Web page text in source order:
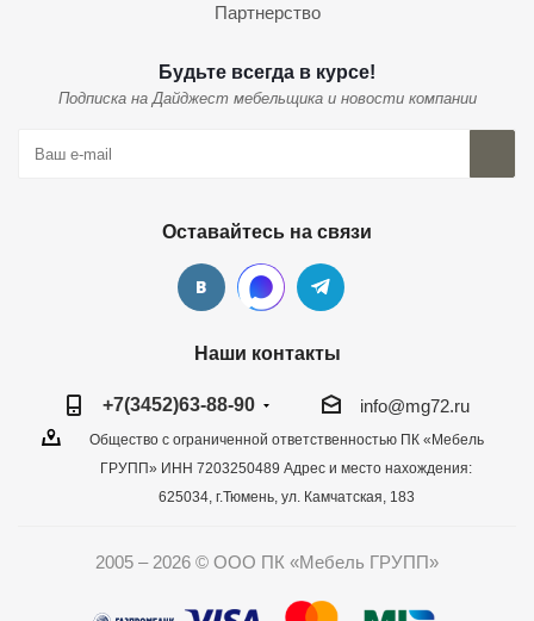
Партнерство
Будьте всегда в курсе!
Подписка на Дайджест мебельщика и новости компании
Оставайтесь на связи
Наши контакты
+7(3452)63-88-90 info@mg72.ru
Общество с ограниченной ответственностью ПК «Мебель
ГРУПП» ИНН 7203250489 Адрес и место нахождения:
625034, г.Тюмень, ул. Камчатская, 183
2005 – 2026 © ООО ПК «Мебель ГРУПП»